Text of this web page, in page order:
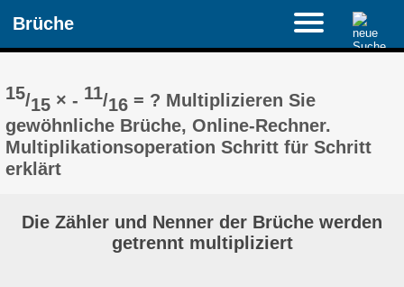
Brüche
15/15 × - 11/16 = ? Multiplizieren Sie
gewöhnliche Brüche, Online-Rechner.
Multiplikationsoperation Schritt für Schritt
erklärt
Die Zähler und Nenner der Brüche werden
getrennt multipliziert